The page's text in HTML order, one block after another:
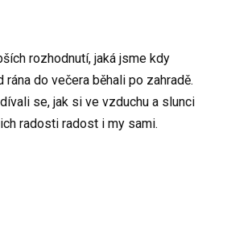
rozhodnutí, jaká jsme kdy
do večera běhali po zahradě.
se, jak si ve vzduchu a slunci
radosti radost i my sami.